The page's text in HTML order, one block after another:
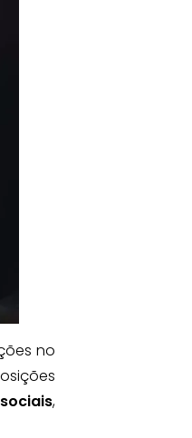
no
,